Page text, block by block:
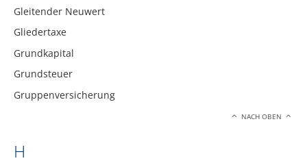
Gleitender Neuwert
Gliedertaxe
Grundkapital
Grundsteuer
Gruppenversicherung
NACH OBEN
H